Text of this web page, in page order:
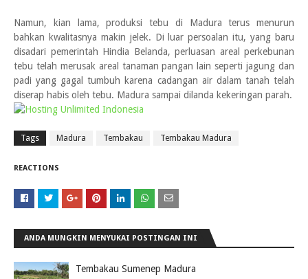
Namun, kian lama, produksi tebu di Madura terus menurun
bahkan kwalitasnya makin jelek. Di luar persoalan itu, yang baru
disadari pemerintah Hindia Belanda, perluasan areal perkebunan
tebu telah merusak areal tanaman pangan lain seperti jagung dan
padi yang gagal tumbuh karena cadangan air dalam tanah telah
diserap habis oleh tebu. Madura sampai dilanda kekeringan parah.
Tags Madura Tembakau Tembakau Madura
REACTIONS
ANDA MUNGKIN MENYUKAI POSTINGAN INI
Tembakau Sumenep Madura